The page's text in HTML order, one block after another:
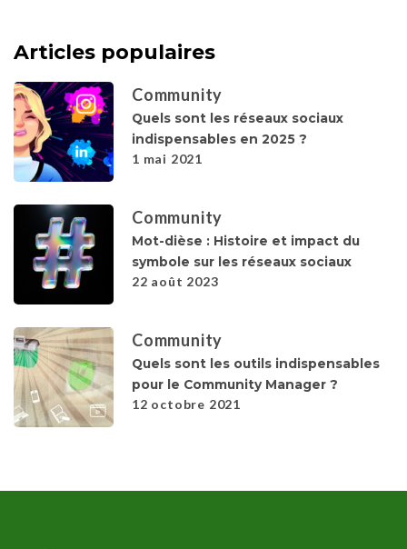
Articles populaires
Community
Quels sont les réseaux sociaux
indispensables en 2025 ?
1 mai 2021
Community
Mot-dièse : Histoire et impact du
symbole sur les réseaux sociaux
22 août 2023
Community
Quels sont les outils indispensables
pour le Community Manager ?
12 octobre 2021